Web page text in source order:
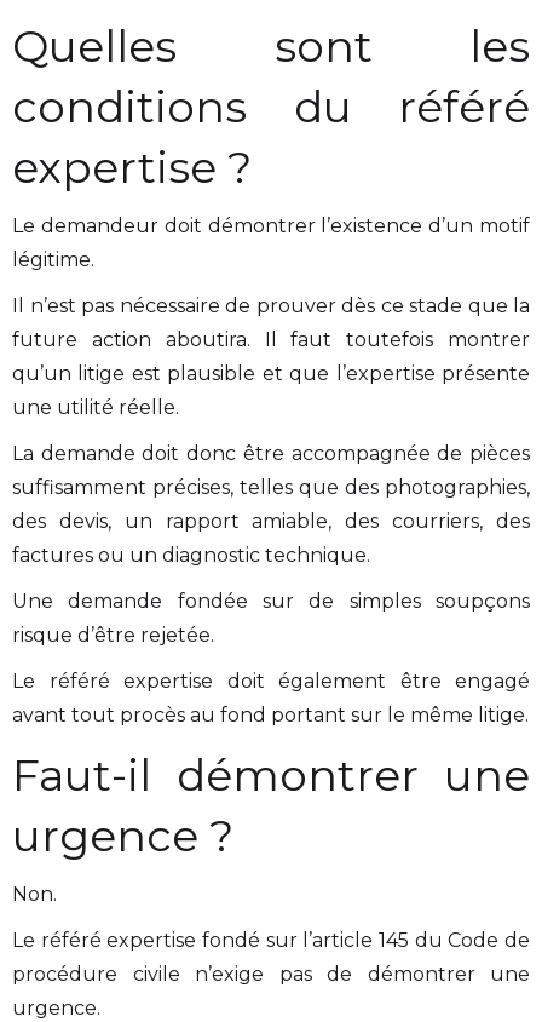
Quelles sont les
conditions du référé
expertise ?
Le demandeur doit démontrer l’existence d’un motif
légitime.
Il n’est pas nécessaire de prouver dès ce stade que la
future action aboutira. Il faut toutefois montrer
qu’un litige est plausible et que l’expertise présente
une utilité réelle.
La demande doit donc être accompagnée de pièces
suffisamment précises, telles que des photographies,
des devis, un rapport amiable, des courriers, des
factures ou un diagnostic technique.
Une demande fondée sur de simples soupçons
risque d’être rejetée.
Le référé expertise doit également être engagé
avant tout procès au fond portant sur le même litige.
Faut-il démontrer une
urgence ?
Non.
Le référé expertise fondé sur l’article 145 du Code de
procédure civile n’exige pas de démontrer une
urgence.